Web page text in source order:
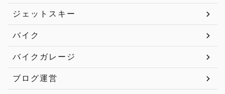
ジェットスキー
バイク
バイクガレージ
ブログ運営